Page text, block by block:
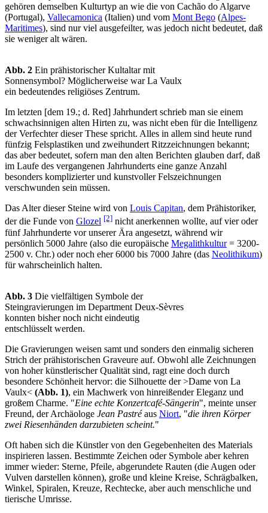
gehören demselben Kulturtyp an wie die von Cachão do Algarve
(Portugal), Vallecamonica (Italien) und vom Mont Bego (Alpes-
Maritimes), sind nur viel ausgefeilter, was jedoch nicht bedeutet, daß
sie weniger alt wären.
Abb. 2 Ein prähistorischer Kultaltar mit
Sonnensymbol? Möglicherweise war La Vaulx
ein bedeutendes religiöses Zentrum.
Im letzten [dem 19.; d. Red] Jahrhundert schrieb man sie einem
schwachsinnigen alten Hirten zu, was nicht eben für die Intelligenz
der Verfechter dieser These spricht. Alles in allem sind heute rund
fünfzig Felsplastiken und zweihundert Ritzzeichnungen bekannt;
das aber bedeutet, sofern man den alten Berichten glauben darf, daß
im Laufe des vergangenen Jahrhunderts eine ganze Anzahl
besonders komplizierter und kunstvoller Felszeichnungen
verschwunden sein müssen.
Das Alter dieser Steine wird von Louis Capitan, dem Prähistoriker,
der die Funde von Glozel [2] nicht anerkennen wollte, auf vier oder
fünf Jahrhunderte vor unserer Ära angesetzt, während wir
persönlich 5000 Jahre (also die europäische Megalithkultur= 3200-
2500 v. Chr.) oder noch eher 6000 bis 7000 Jahre (das Neolithikum)
für wahrscheinlich halten.
Abb. 3 Die vielfältigen Symbole der
Steingravierungen im Department Deux-Sèvres
konnten bisher noch nicht eindeutig
entschlüsselt werden.
Die Gravierungen weisen samt und sonders den einmalig sicheren
Strich der prähistorischen Graveure auf. Obwohl alle Zeichnungen
von hoher künstlerischer Qualität sind, ragt eine doch durch
besondere Schönheit hervor: die Silhouette der >Dame von La
Vaulx< (Abb. 1), ein Machwerk von hinreißender Eleganz und
großem Charme. "Eine echte Konzertcafé-Sängerin", meinte unser
Freund, der Archäologe Jean Pastréaus Niort, "die ihren Körper
zwei Riesenhänden darzubieten scheint."
Oft haben sich die Künstler von den Gegebenheiten des Materials
inspirieren lassen. Bestimmte Zeichen oder Symbole aber kehren
immer wieder: Sterne, Pfeile, abgerundete Rauten (die Augen oder
Vulven darstellen können), große und kleine Kreise, Schrägbalken,
Winkel, Spiralen, Kreuze, Rechtecke, aber auch menschliche und
tierische Umrisse.